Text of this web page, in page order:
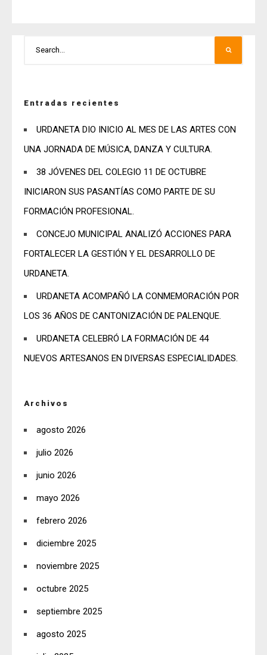
Entradas recientes
URDANETA DIO INICIO AL MES DE LAS ARTES CON
UNA JORNADA DE MÚSICA, DANZA Y CULTURA.
38 JÓVENES DEL COLEGIO 11 DE OCTUBRE
INICIARON SUS PASANTÍAS COMO PARTE DE SU
FORMACIÓN PROFESIONAL.
CONCEJO MUNICIPAL ANALIZÓ ACCIONES PARA
FORTALECER LA GESTIÓN Y EL DESARROLLO DE
URDANETA.
URDANETA ACOMPAÑÓ LA CONMEMORACIÓN POR
LOS 36 AÑOS DE CANTONIZACIÓN DE PALENQUE.
URDANETA CELEBRÓ LA FORMACIÓN DE 44
NUEVOS ARTESANOS EN DIVERSAS ESPECIALIDADES.
Archivos
agosto 2026
julio 2026
junio 2026
mayo 2026
febrero 2026
diciembre 2025
noviembre 2025
octubre 2025
septiembre 2025
agosto 2025